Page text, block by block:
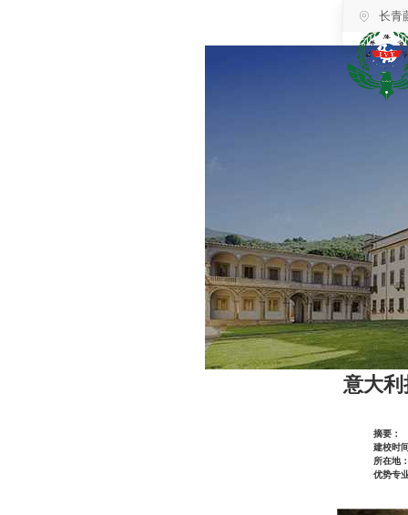
长青
意大利
摘要：
建校时
所在地
优势专